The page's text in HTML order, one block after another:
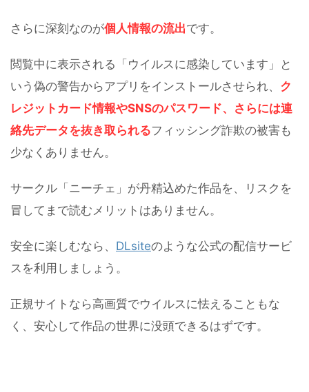
さらに深刻なのが個人情報の流出です。
閲覧中に表示される「ウイルスに感染しています」と
いう偽の警告からアプリをインストールさせられ、 ク
レジットカード情報やSNSのパスワード、さらには連
絡先データを抜き取られるフィッシング詐欺の被害も
少なくありません。
サークル「ニーチェ」が丹精込めた作品を、リスクを
冒してまで読むメリットはありません。
安全に楽しむなら、 DLsiteのような公式の配信サービ
スを利用しましょう。
正規サイトなら高画質でウイルスに怯えることもな
く、安心して作品の世界に没頭できるはずです。